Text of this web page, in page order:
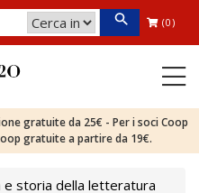
(0)
gratuite da 25€ - Per i soci Coop
gratuite a partire da 19€.
e storia della letteratura